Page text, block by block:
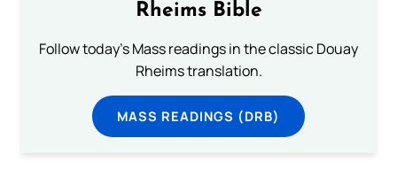
Rheims Bible
Follow today's Mass readings in the classic Douay
Rheims translation.
MASS READINGS (DRB)